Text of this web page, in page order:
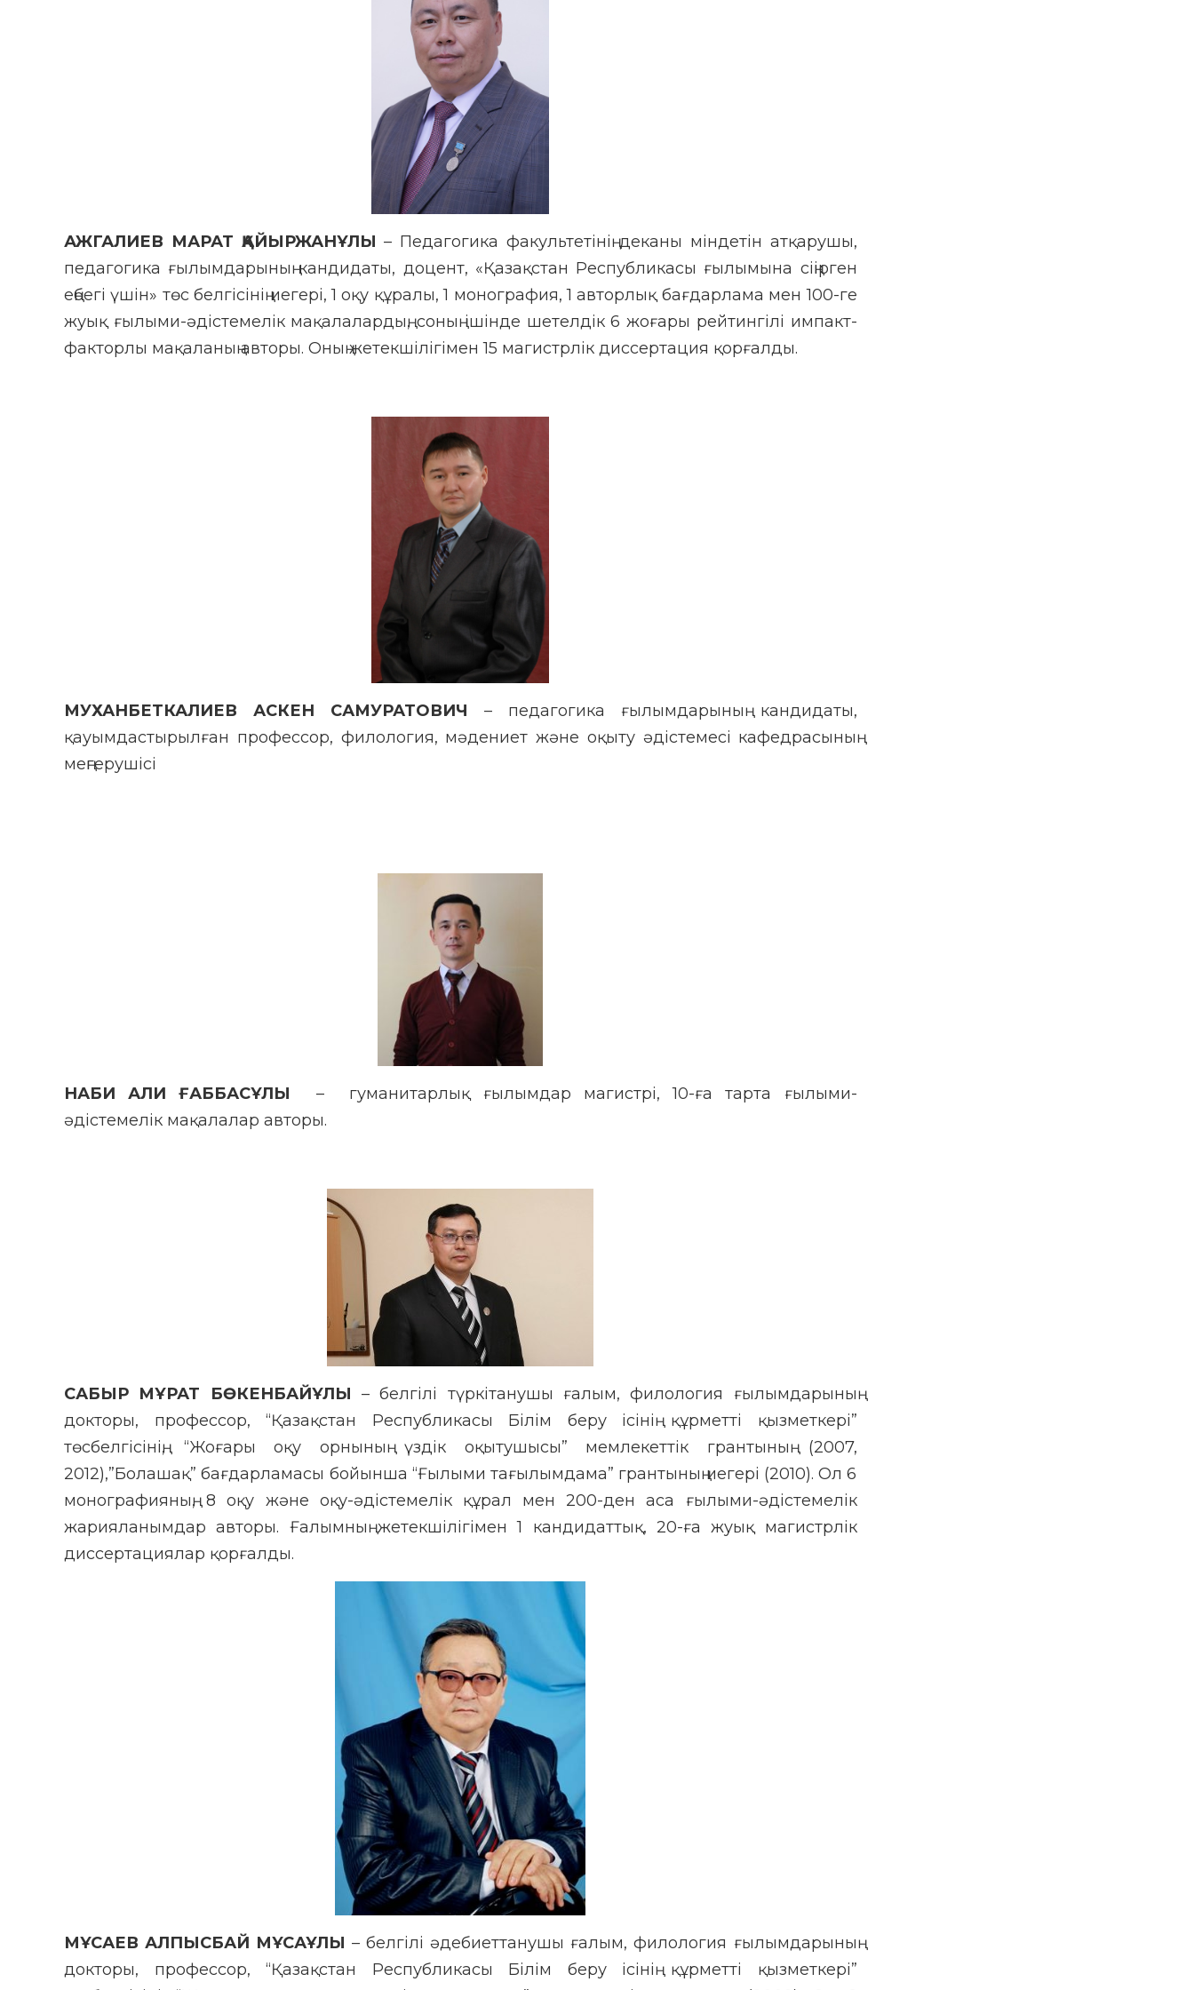
АЖГАЛИЕВ МАРАТ ҚАЙЫРЖАНҰЛЫ – Педагогика факультетінің деканы міндетін атқарушы,
педагогика ғылымдарының кандидаты, доцент, «Қазақстан Республикасы ғылымына сіңірген
еңбегі үшін» төс белгісінің иегері, 1 оқу құралы, 1 монография, 1 авторлық бағдарлама мен 100-ге
жуық ғылыми-әдістемелік мақалалардың, соның ішінде шетелдік 6 жоғары рейтингілі импакт-
факторлы мақаланың авторы. Оның жетекшілігімен 15 магистрлік диссертация қорғалды.
МУХАНБЕТКАЛИЕВ АСКЕН САМУРАТОВИЧ – педагогика ғылымдарының кандидаты,
қауымдастырылған профессор, филология, мәдениет және оқыту әдістемесі кафедрасының
меңгерушісі
НАБИ АЛИ ҒАББАСҰЛЫ
– гуманитарлық ғылымдар магистрі, 10-ға тарта ғылыми-
әдістемелік мақалалар авторы.
САБЫР МҰРАТ БӨКЕНБАЙҰЛЫ – белгілі түркітанушы ғалым, филология ғылымдарының
докторы, профессор, “Қазақстан Республикасы Білім беру ісінің құрметті қызметкері”
төсбелгісінің, “Жоғары оқу орнының үздік оқытушысы” мемлекеттік грантының (2007,
2012),”Болашақ” бағдарламасы бойынша “Ғылыми тағылымдама” грантының иегері (2010). Ол 6
монографияның, 8 оқу және оқу-әдістемелік құрал мен 200-ден аса ғылыми-әдістемелік
жарияланымдар авторы. Ғалымның жетекшілігімен 1 кандидаттық, 20-ға жуық магистрлік
диссертациялар қорғалды.
МҰСАЕВ АЛПЫСБАЙ МҰСАҰЛЫ – белгілі әдебиеттанушы ғалым, филология ғылымдарының
докторы, профессор, “Қазақстан Республикасы Білім беру ісінің құрметті қызметкері”